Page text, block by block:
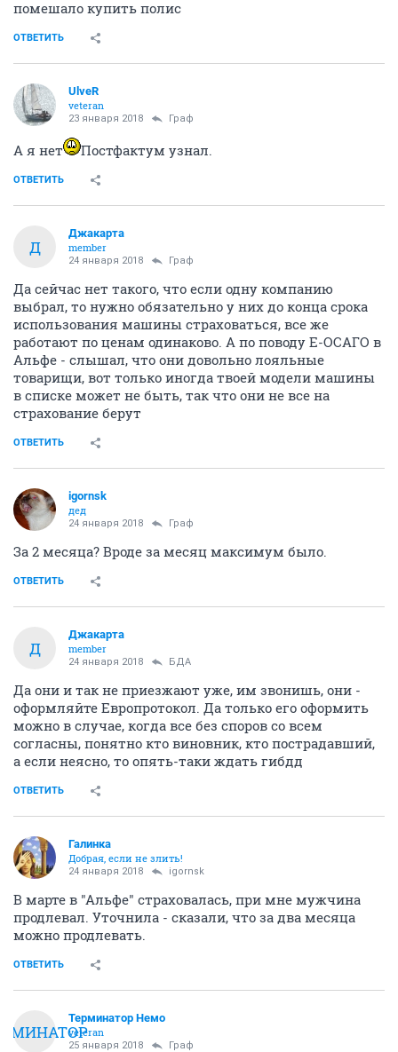
помешало купить полис
ОТВЕТИТЬ
UlveR
veteran
23 января 2018 Граф
А я нет Постфактум узнал.
ОТВЕТИТЬ
Д
Джакарта
member
24 января 2018 Граф
Да сейчас нет такого, что если одну компанию
выбрал, то нужно обязательно у них до конца срока
использования машины страховаться, все же
работают по ценам одинаково. А по поводу Е-ОСАГО в
Альфе - слышал, что они довольно лояльные
товарищи, вот только иногда твоей модели машины
в списке может не быть, так что они не все на
страхование берут
ОТВЕТИТЬ
igornsk
дед
24 января 2018 Граф
За 2 месяца? Вроде за месяц максимум было.
ОТВЕТИТЬ
Д
Джакарта
member
24 января 2018 БДА
Да они и так не приезжают уже, им звонишь, они -
оформляйте Европротокол. Да только его оформить
можно в случае, когда все без споров со всем
согласны, понятно кто виновник, кто пострадавший,
а если неясно, то опять-таки ждать гибдд
ОТВЕТИТЬ
Галинка
Добрая, если не злить!
24 января 2018 igornsk
В марте в "Альфе" страховалась, при мне мужчина
продлевал. Уточнила - сказали, что за два месяца
можно продлевать.
ОТВЕТИТЬ
Терминатор Немо
veteran
25 января 2018 Граф